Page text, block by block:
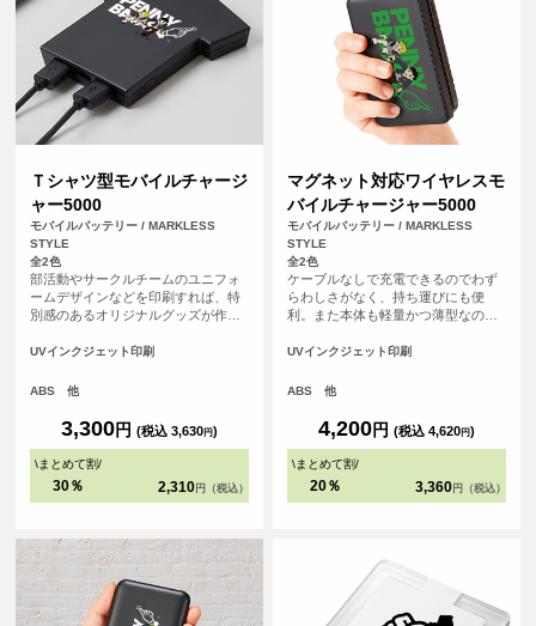
Ｔシャツ型モバイルチャージ
ャー5000
モバイルバッテリー / MARKLESS
STYLE
全2色
部活動やサークルチームのユニフォ
ームデザインなどを印刷すれば、特
別感のあるオリジナルグッズが作れ
周年記念のほか、アーティストの物
アイテムです。
UVインクジェット印刷
ABS 他
3,300円 (税込 3,630円)
\まとめて割/
30％ 2,310 円（税込）
マグネット対応ワイヤレスモ
バイルチャージャー5000
モバイルバッテリー / MARKLESS
STYLE
全2色
ケーブルなしで充電できるのでわず
らわしさがなく、持ち運びにも便
利。また本体も軽量かつ薄型なの
さばらず便利なモバイルバッテリー
UVインクジェット印刷
ABS 他
4,200円 (税込 4,620円)
\まとめて割/
20％ 3,360 円（税込）